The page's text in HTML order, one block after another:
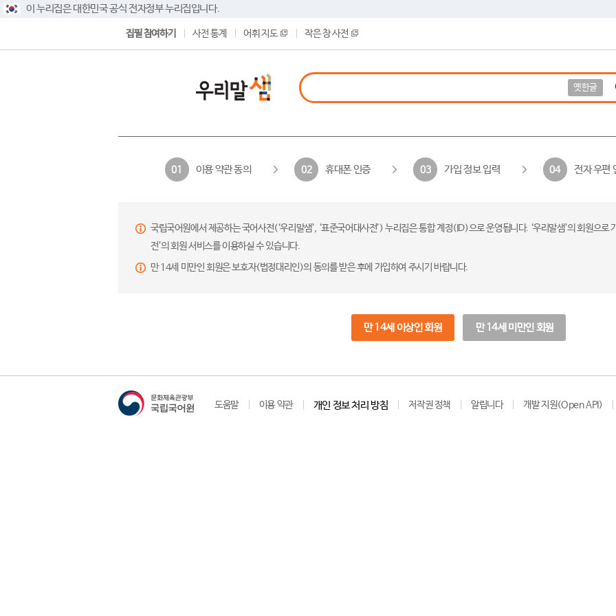
이 누리집은 대한민국 공식 전자정부 누리집입니다.
집필 참여하기 사전 통계 어휘 지도 작은 창 사전
옛한글
01 이용 약관 동의 02 휴대폰 인증 03 가입 정보 입력 04 전자 우편
국립국어원에서 제공하는 국어사전(‘우리말샘’, ‘표준국어대사전’) 누리집은 통합 계정(ID)으로 운영됩니다. ‘우리말샘’의 회원으
전’의 회원 서비스를 이용하실 수 있습니다.
만 14세 미만인 회원은 보호자(법정대리인)의 동의를 받은 후에 가입하여 주시기 바랍니다.
만 14세 이상인 회원 만 14세 미만인 회원
도움말 이용 약관 개인 정보 처리 방침 저작권 정책 알립니다 개발 지원(Open API)